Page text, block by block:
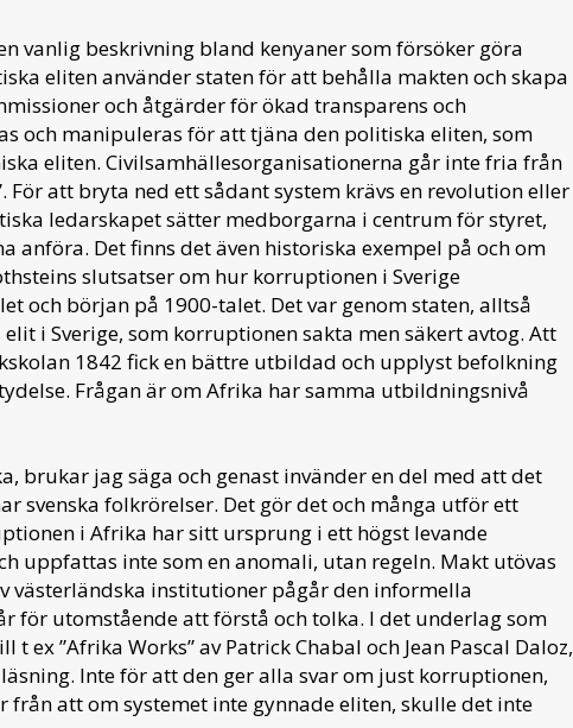
vanlig beskrivning bland kenyaner som försöker göra
eliten använder staten för att behålla makten och skapa
och åtgärder för ökad transparens och
och manipuleras för att tjäna den politiska eliten, som
eliten. Civilsamhällesorganisationerna går inte fria från
För att bryta ned ett sådant system krävs en revolution eller
ledarskapet sätter medborgarna i centrum för styret,
Det finns det även historiska exempel på och om
slutsatser om hur korruptionen i Sverige
och början på 1900-talet. Det var genom staten, alltså
i Sverige, som korruptionen sakta men säkert avtog. Att
1842 fick en bättre utbildad och upplyst befolkning
Frågan är om Afrika har samma utbildningsnivå
brukar jag säga och genast invänder en del med att det
svenska folkrörelser. Det gör det och många utför ett
i Afrika har sitt ursprung i ett högst levande
uppfattas inte som en anomali, utan regeln. Makt utövas
västerländska institutioner pågår den informella
för utomstående att förstå och tolka. I det underlag som
t ex ”Afrika Works” av Patrick Chabal och Jean Pascal Daloz,
Inte för att den ger alla svar om just korruptionen,
från att om systemet inte gynnade eliten, skulle det inte